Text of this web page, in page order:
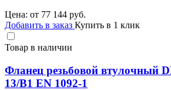
Цена: от 77 144 руб.
Добавить в заказ Купить в 1 клик
Товар в наличии
Фланец резьбовой втулочный
13/B1 EN 1092-1